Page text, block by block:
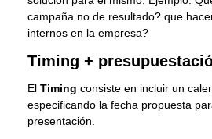
campaña no de resultado? que
internos en la empresa?
Timing +
El Timing consiste en incluir un
especificando la fecha propuesta
presentación.